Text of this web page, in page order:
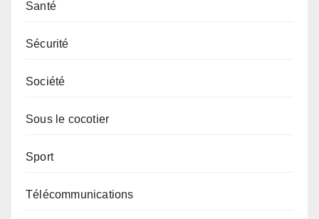
Santé
Sécurité
Société
Sous le cocotier
Sport
Télécommunications